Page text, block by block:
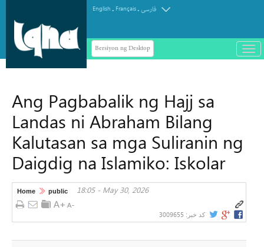
English . Français.فارسی
Bersiyon ng Desktop
باز
و
Ang Pagbabalik ng Hajj sa
Landas ni Abraham Bilang
Kalutasan sa mga Suliranin ng
Daigdig na Islamiko: Iskolar
Home public 18:05 - May 30, 2026
کد خبر: 3009655